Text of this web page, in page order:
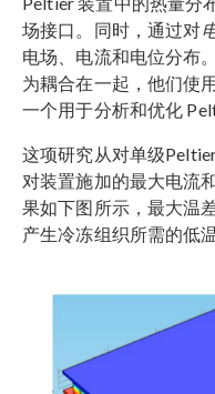
场接口。同时，通过对
电场、电流和电位分布
为耦合在一起，他们使
一个用于分析和优化
这项研究从对单级
对装置施加的最大电流
果如下图所示，最大温
产生冷冻组织所需的低